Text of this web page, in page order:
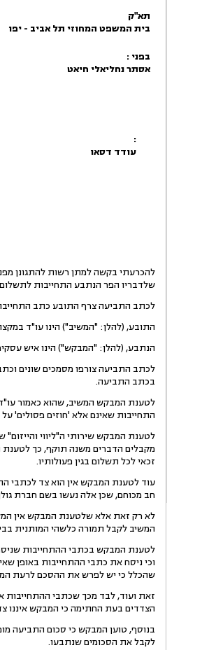
תא"ק
בית המשפט המחוזי תל אביב - יפו
בפני :
אסתר נחליאלי חיאט
:
עודד דסאו
שלדבריו הפר הנתבע התחייבות לתשלום
לכתב התביעה צרף התובע כתב
התובע, (להלן: "המשיב") הינו עו"ד
הנתבע, (להלן: "המבקש") הינו איש
לכתב התביעה צורפו מסמכים שונים
בכתב התביעה.
לטענת המבקש המשיב, שהוא כאמור
התחייבות שאינם אלא 'חוזים פסולים' על
לטענת המבקש שירותי ה"ליווי
מקבלים הדברים משנה תוקף, כך לטענת
זכאי לכל תשלום בגין פעולותיו.
עוד לטענת המבקש אין הוא צד לכתבי
חב מכוחם, שכן אלה נעשו בשם חברת
לא רק זאת אלא שלטענת המבקש אין
המשיב לקבל תמורה כלשהי המותנית
לטענת המבקש בכתבי ההתחייבות
וכי ניסח את כתבי ההתחייבות באופן
שהכלל כי יש לפרש את ההסכם לרעת
זאת ועוד, לבד מכך שכתבי ההתחייבות
הצדדים בעת החתימה כי המבקש איננו
בנוסף, טוען המבקש כי סכום התביעה
לקבל את הסכומים שנתבעו.